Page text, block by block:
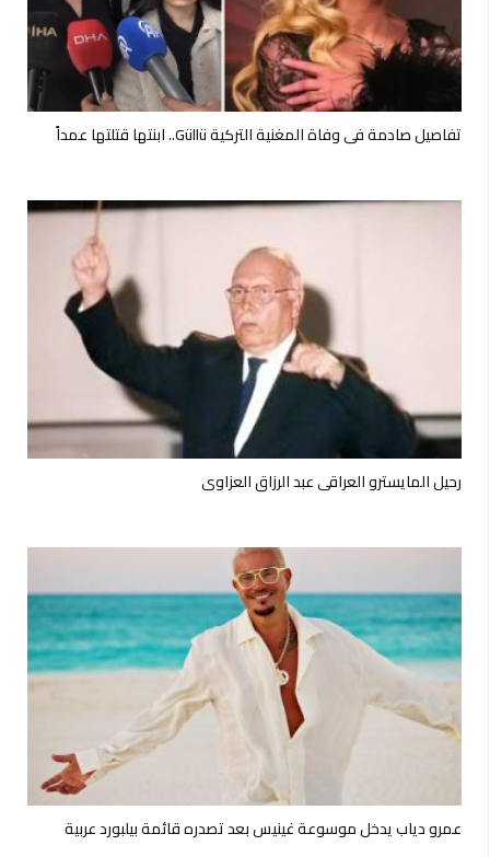
تفاصيل صادمة في وفاة المغنية التركية Güllü.. ابنتها قتلتها عمداً
رحيل المايسترو العراقي عبد الرزاق العزاوي
عمرو دياب يدخل موسوعة غينيس بعد تصدره قائمة بيلبورد عربية